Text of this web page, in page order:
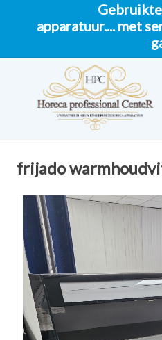
apparatuur.... met
frijado